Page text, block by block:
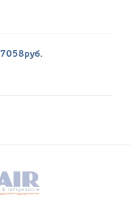
7058руб.